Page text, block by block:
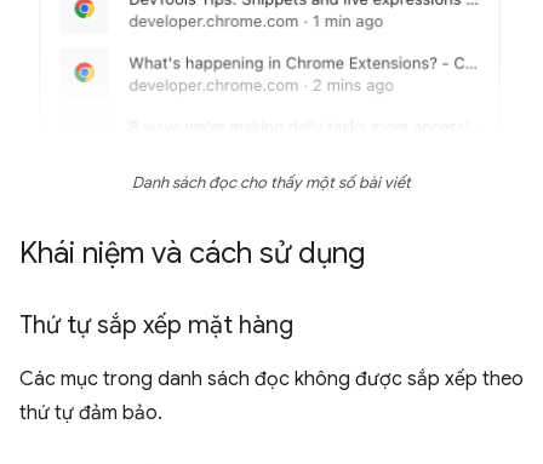
Danh sách đọc cho thấy một số bài viết
Khái niệm và cách sử dụng
Thứ tự sắp xếp mặt hàng
Các mục trong danh sách đọc không được sắp xếp theo
thứ tự đảm bảo.